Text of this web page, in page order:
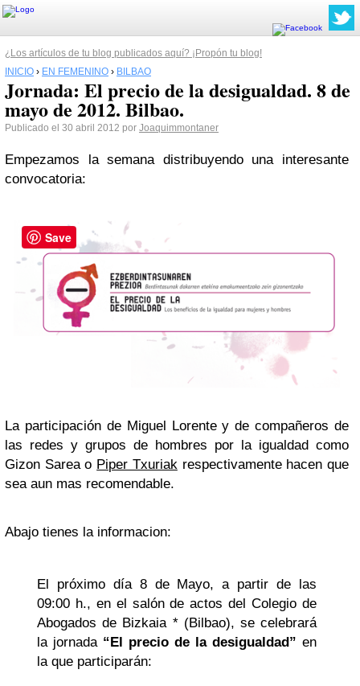
¿Los artículos de tu blog publicados aquí? ¡Propón tu blog!
INICIO › EN FEMENINO › BILBAO
Jornada: El precio de la desigualdad. 8 de
mayo de 2012. Bilbao.
Publicado el 30 abril 2012 por Joaquimmontaner
Empezamos la semana distribuyendo una interesante
convocatoria:
La participación de Miguel Lorente y de compañeros de
las redes y grupos de hombres por la igualdad como
Gizon Sarea o Piper Txuriakrespectivamente hacen que
sea aun mas recomendable.
Abajo tienes la informacion:
El próximo día 8 de Mayo, a partir de las
09:00 h., en el salón de actos del Colegio de
Abogados de Bizkaia * (Bilbao), se celebrará
la jornada “El precio de la desigualdad” en
la que participarán:
Save